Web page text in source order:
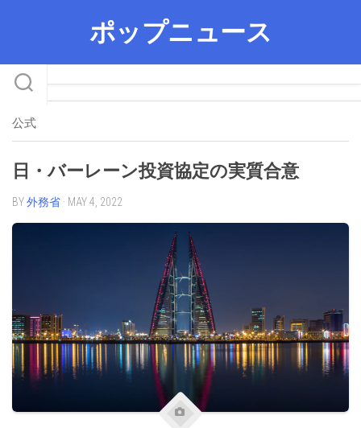
ポップニュース
公式
日・バーレーン投資協定の実質合意
BY外務省 · MAY 4, 2022